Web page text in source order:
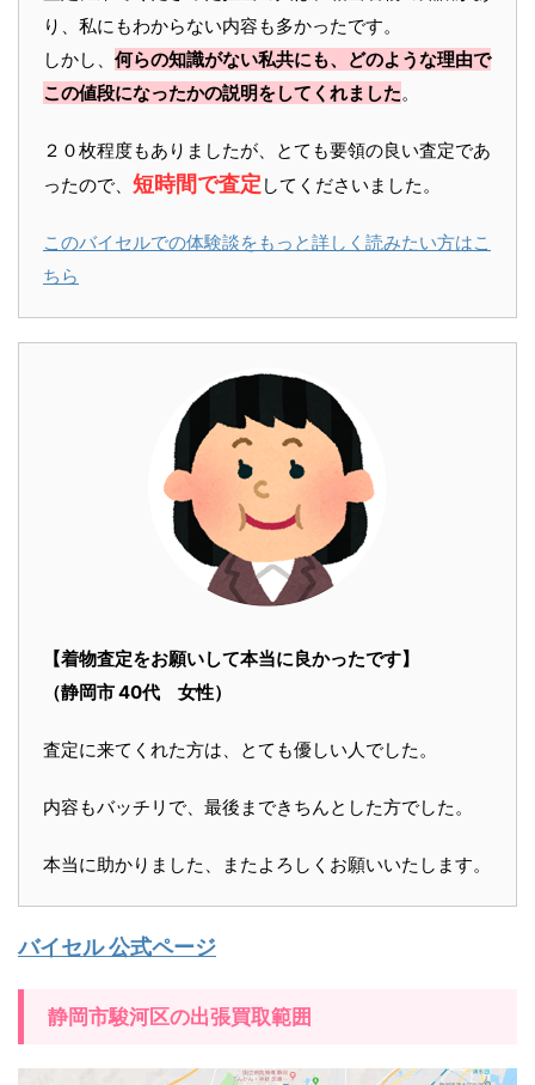
り、私にもわからない内容も多かったです。
しかし、 何らの知識がない私共にも、どのような理由で
この値段になったかの説明をしてくれました。
２０枚程度もありましたが、とても要領の良い査定であ
ったので、 短時間で査定 してくださいました。
このバイセルでの体験談をもっと詳しく読みたい方はこ
ちら
【着物査定をお願いして本当に良かったです】
（静岡市 40代 女性）
査定に来てくれた方は、とても優しい人でした。
内容もバッチリで、最後まできちんとした方でした。
本当に助かりました、またよろしくお願いいたします。
バイセル 公式ページ
静岡市駿河区の出張買取範囲